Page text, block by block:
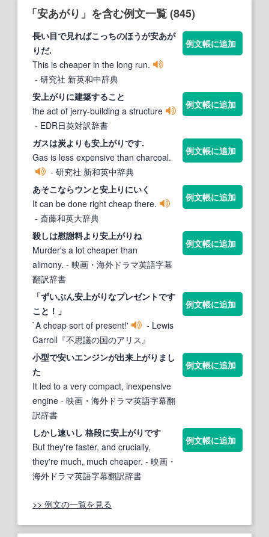
「安あがり」を含む例文一覧 (845)
長い目で見ればこっちのほうが安あが
り だ.
This is cheaper in the long run.
- 研究社 新英和中辞典
例文帳に追加
安 上がりに建築すること
the act of jerry-building a structure
- EDR日英対訳辞書
例文帳に追加
ガスは炭よりも安 上がりです.
Gas is less expensive than charcoal.
- 研究社 新和英中辞典
例文帳に追加
あそこならウンと安 上りにいく
It can be done right cheap there.
- 斎藤和英大辞典
例文帳に追加
殺しは慰謝料より安 上がりね
Murder's a lot cheaper than
alimony. - 映画・海外ドラマ英語字幕
翻訳辞書
例文帳に追加
「ずいぶん安 上がりなプレゼントです
こと！」
`A cheap sort of present!'
- Lewis
Carroll『不思議の国のアリス』
例文帳に追加
小型で安いエンジンが出来上がりまし
た
It led to a very compact, inexpensive
engine - 映画・海外ドラマ英語字幕翻
訳辞書
例文帳に追加
しかし速いし 格段に安 上がりです
But they're faster, and crucially,
they're much, much cheaper. - 映画・
海外ドラマ英語字幕翻訳辞書
例文帳に追加
>> 例文の一覧を見る